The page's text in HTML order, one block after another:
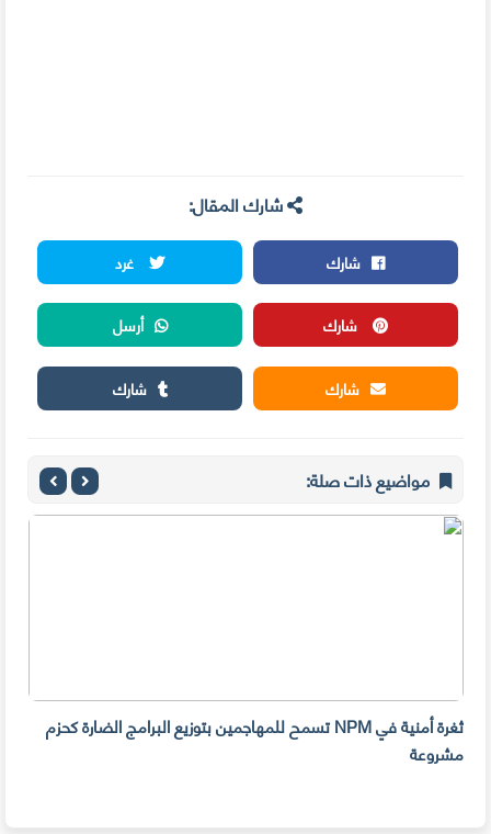
شارك المقال:
شارك
غرد
شارك
أرسل
شارك
شارك
مواضيع ذات صلة:
ثغرة أمنية في NPM تسمح للمهاجمين بتوزيع البرامج الضارة كحزم
مشروعة